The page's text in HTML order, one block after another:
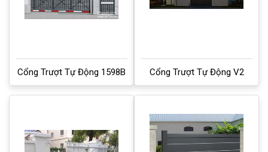
Cổng Trượt Tự Động 1598B Cổng Trượt Tự Động V2